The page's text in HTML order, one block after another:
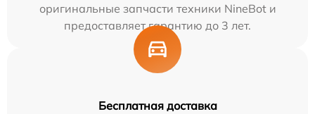
оригинальные запчасти техники NineBot и
предоставляет гарантию до 3 лет.
Бесплатная доставка